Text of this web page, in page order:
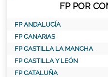
FP POR
FP ANDALUCÍA
FP CANARIAS
FP CASTILLA LA MANCHA
FP CASTILLA Y LEÓN
FP CATALUÑA